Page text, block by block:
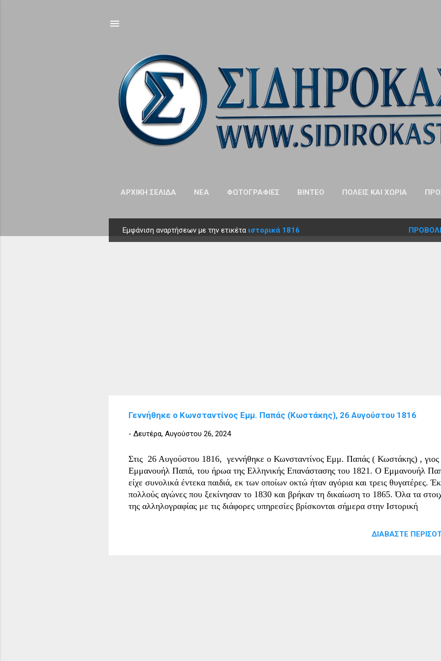
ΑΡΧΙΚΉ ΣΕΛΊΔΑ NΈΑ ΦΩΤΟΓΡΑΦΊΕΣ ΒΊΝΤΕΟ ΠΌΛΕΙΣ ΚΑΙ ΧΩΡΙΆ
Εμφάνιση αναρτήσεων με την ετικέτα ιστορικά 1816
Γεννήθηκε ο Κωνσταντίνος Εμμ. Παπάς (Κωστάκης), 26 Αυγούστου 1816
- Δευτέρα, Αυγούστου 26, 2024
Στις 26 Αυγούστου 1816, γεννήθηκε ο Κωνσταντίνος Εμμ. Παπάς ( Κωστάκης) , γιος
Εμμανουήλ Παπά, του ήρωα της Ελληνικής Επανάστασης του 1821. Ο Εμμανουήλ
είχε συνολικά έντεκα παιδιά, εκ των οποίων οκτώ ήταν αγόρια και τρεις θυγατέρες.
πολλούς αγώνες που ξεκίνησαν το 1830 και βρήκαν τη δικαίωση το 1865. Όλα τα
της αλληλογραφίας με τις διάφορες υπηρεσίες βρίσκονται σήμερα στην Ιστορική
μαθαίνουμε για τη μεγάλη συμβολή των Μακεδόνων στην επανάσταση του 1821.
ΔΙΑΒΆΣΤΕ